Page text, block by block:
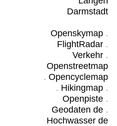
Darmstadt
Openskymap.
FlightRadar.
Verkehr.
Openstreetmap
. Opencyclemap
. Hikingmap.
Openpiste.
Geodaten de.
Hochwasser de